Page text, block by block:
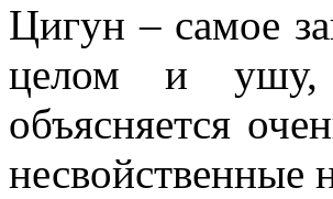
Цигун – самое
целом и ушу,
объясняется
несвойственные